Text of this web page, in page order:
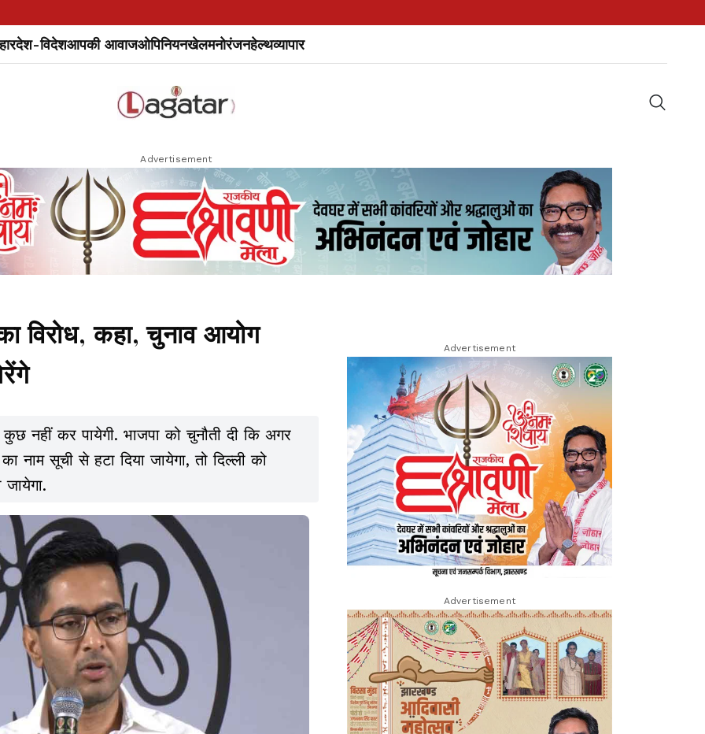
देश-विदेशआपकी आवाजओपिनियनखेलमनोरंजनहेल्थव्यापार
Advertisement
विरोध, कहा, चुनाव आयोग
नहीं कर पायेगी. भाजपा को चुनौती दी कि अगर
सूची से हटा दिया जायेगा, तो दिल्ली को
Advertisement
Advertisement